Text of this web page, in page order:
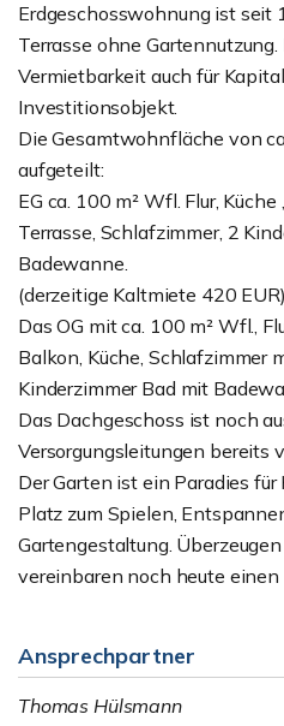
Erdgeschosswohnung ist seit
Terrasse ohne Gartennutzung.
Vermietbarkeit auch für
Investitionsobjekt.
Die Gesamtwohnfläche von
aufgeteilt:
EG ca. 100 m² Wfl. Flur,
Terrasse, Schlafzimmer, 2
Badewanne.
(derzeitige Kaltmiete 420 EUR)
Das OG mit ca. 100 m² Wfl.,
Balkon, Küche, Schlafzimmer
Kinderzimmer Bad mit
Das Dachgeschoss ist noch
Versorgungsleitungen bereits
Der Garten ist ein Paradies
Platz zum Spielen,
Gartengestaltung.
vereinbaren noch heute
Ansprechpartner
Thomas Hülsmann